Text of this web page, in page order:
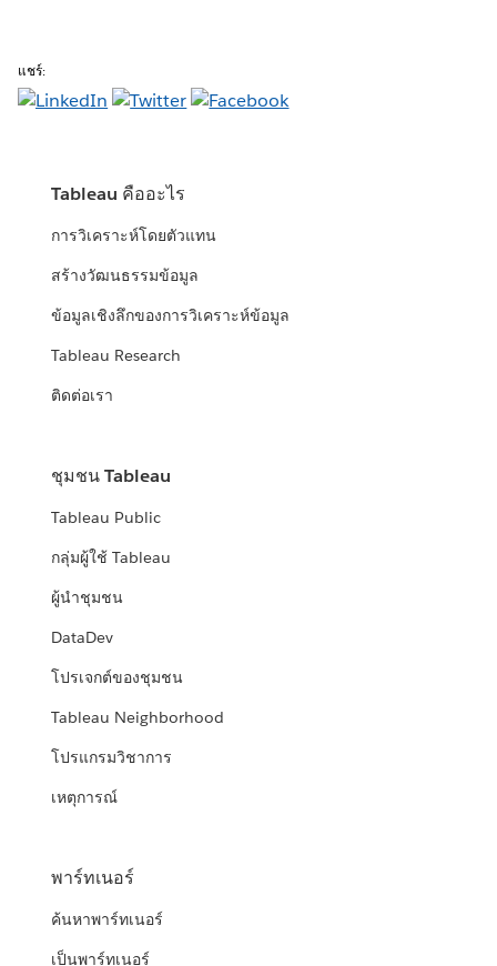
แชร์:
Tableau คืออะไร
การวิเคราะห์โดยตัวแทน
สร้างวัฒนธรรมข้อมูล
ข้อมูลเชิงลึกของการวิเคราะห์ข้อมูล
Tableau Research
ติดต่อเรา
ชุมชน Tableau
Tableau Public
กลุ่มผู้ใช้ Tableau
ผู้นำชุมชน
DataDev
โปรเจกต์ของชุมชน
Tableau Neighborhood
โปรแกรมวิชาการ
เหตุการณ์
พาร์ทเนอร์
ค้นหาพาร์ทเนอร์
เป็นพาร์ทเนอร์